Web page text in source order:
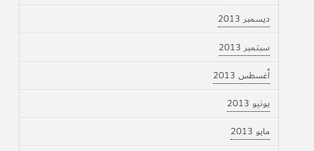
ديسمبر 2013
سبتمبر 2013
أغسطس 2013
يونيو 2013
مايو 2013